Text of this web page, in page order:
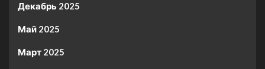
Декабрь 2025
Май 2025
Март 2025